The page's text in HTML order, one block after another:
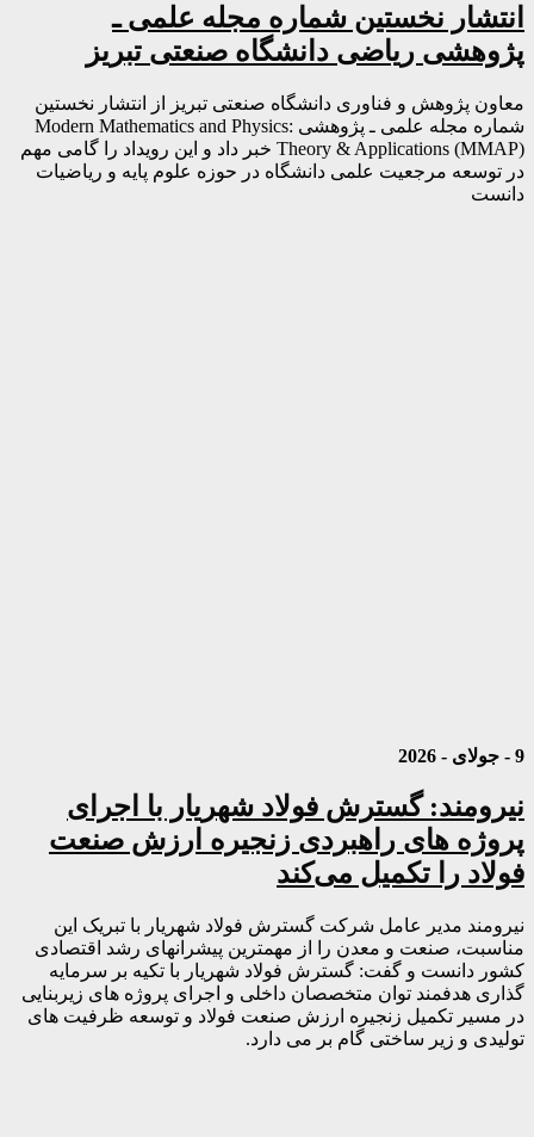
انتشار نخستین شماره مجله علمی ـ
پژوهشی ریاضی دانشگاه صنعتی تبریز
معاون پژوهش و فناوری دانشگاه صنعتی تبریز از انتشار نخستین
شماره مجله علمی ـ پژوهشی Modern Mathematics and Physics:
Theory & Applications (MMAP) خبر داد و این رویداد را گامی مهم
در توسعه مرجعیت علمی دانشگاه در حوزه علوم پایه و ریاضیات
دانست
9 - جولای - 2026
نیرومند: گسترش فولاد شهریار با اجرای
پروژه های راهبردی زنجیره ارزش صنعت
فولاد را تکمیل می‌کند
نیرومند مدیر عامل شرکت گسترش فولاد شهریار با تبریک این
مناسبت، صنعت و معدن را از مهمترین پیشرانهای رشد اقتصادی
کشور دانست و گفت: گسترش فولاد شهریار با تکیه بر سرمایه
گذاری هدفمند توان متخصصان داخلی و اجرای پروژه های زیربنایی
در مسیر تکمیل زنجیره ارزش صنعت فولاد و توسعه ظرفیت های
تولیدی و زیر ساختی گام بر می دارد.